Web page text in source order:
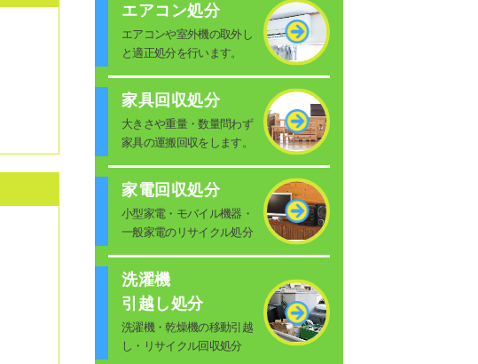
エアコン処分
エアコンや室外機の取外し
と適正処分を行います。
家具回収処分
大きさや重量・数量問わず
家具の運搬回収をします。
家電回収処分
小型家電・モバイル機器・
一般家電のリサイクル処分
洗濯機
引越し処分
洗濯機・乾燥機の移動引越
し・リサイクル回収処分